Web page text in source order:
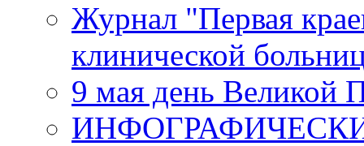
Журнал "Первая
клинической
9 мая день Великой